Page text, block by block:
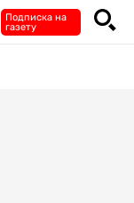
Подписка на
газету